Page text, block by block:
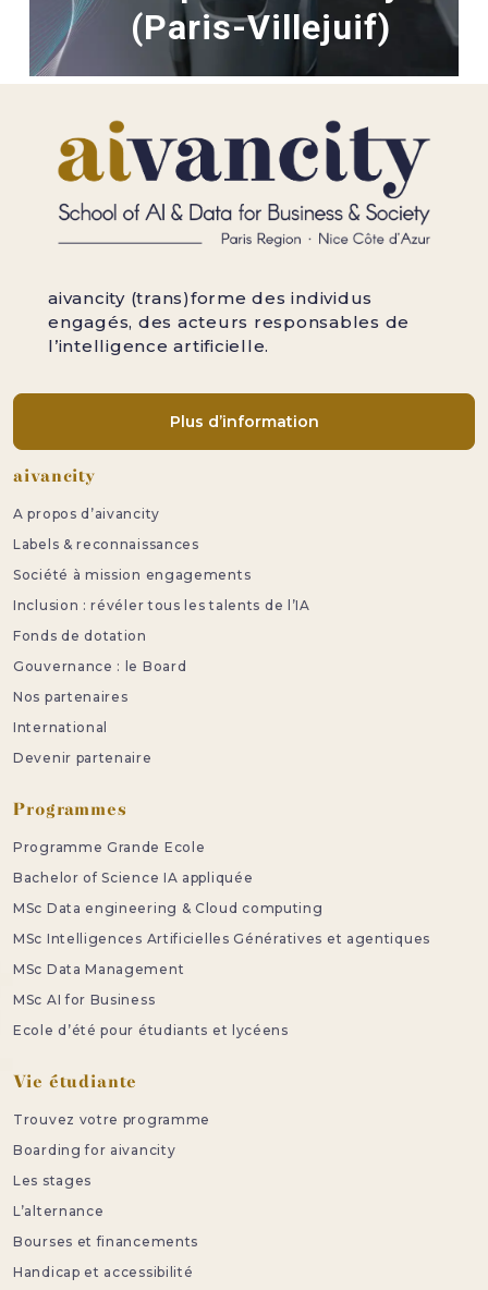
(Paris-Villejuif)
aivancity (trans)forme des individus
engagés, des acteurs responsables de
l’intelligence artificielle.
Plus d’information
Pied de page
aivancity
A propos d’aivancity
Labels & reconnaissances
Société à mission engagements
Inclusion : révéler tous les talents de l’IA
Fonds de dotation
Gouvernance : le Board
Nos partenaires
International
Devenir partenaire
Programmes
Programme Grande Ecole
Bachelor of Science IA appliquée
MSc Data engineering & Cloud computing
MSc Intelligences Artificielles Génératives et agentiques
MSc Data Management
MSc AI for Business
Ecole d’été pour étudiants et lycéens
Vie étudiante
Trouvez votre programme
Boarding for aivancity
Les stages
L’alternance
Bourses et financements
Handicap et accessibilité